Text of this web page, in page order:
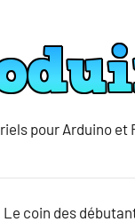
pour Arduino et
Le coin des